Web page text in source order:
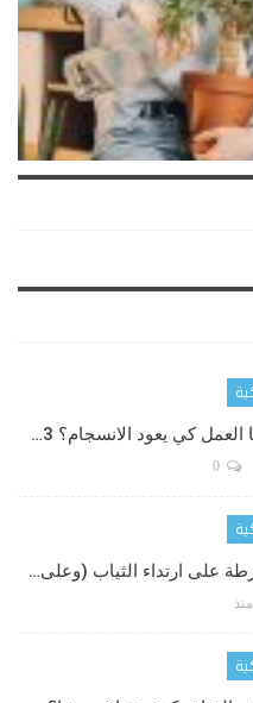
كي يعود الانسجام؟ 3…
0
على ارتداء الثياب (وعلى…